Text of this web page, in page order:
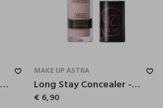
Long Stay Concealer - Astra Make-Up
MAKE UP ASTRA
Long Stay Concealer - Astra Make-Up
€ 6,90